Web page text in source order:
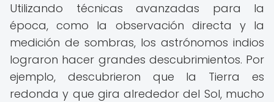
Utilizando técnicas avanzadas para la
época, como la observación directa y la
medición de sombras, los astrónomos indios
lograron hacer grandes descubrimientos. Por
ejemplo, descubrieron que la Tierra es
redonda y que gira alrededor del Sol, mucho